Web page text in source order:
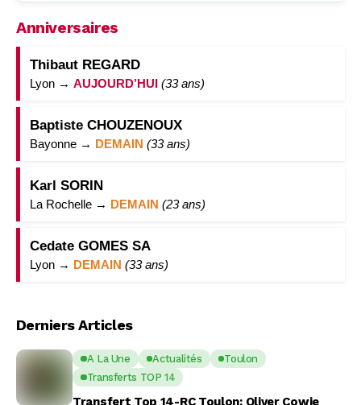
Anniversaires
Thibaut REGARD
Lyon → AUJOURD’HUI (33 ans)
Baptiste CHOUZENOUX
Bayonne → DEMAIN (33 ans)
Karl SORIN
La Rochelle → DEMAIN (23 ans)
Cedate GOMES SA
Lyon → DEMAIN (33 ans)
Derniers Articles
A La Une Actualités
Toulon
Transferts TOP 14
Transfert Top 14-RC Toulon: Oliver Cowie